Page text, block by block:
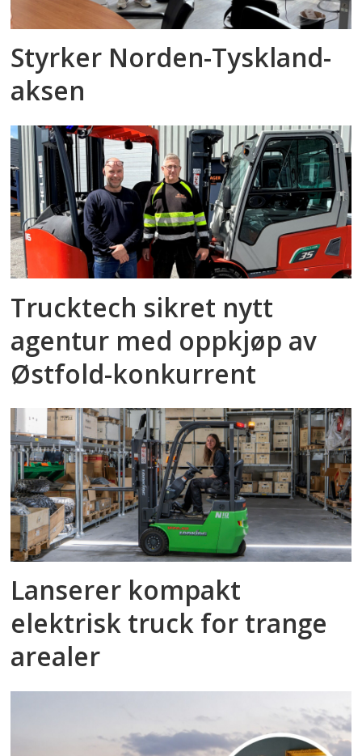
Styrker Norden-Tyskland-
aksen
Trucktech sikret nytt
agentur med oppkjøp av
Østfold-konkurrent
Lanserer kompakt
elektrisk truck for trange
arealer